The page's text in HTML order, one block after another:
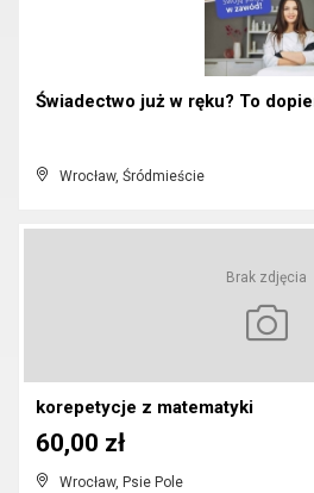
Świadectwo już w ręku? To
Wrocław, Śródmieście
Brak zdjęcia
korepetycje z matematyki
Wrocław, Psie Pole
60,00 zł